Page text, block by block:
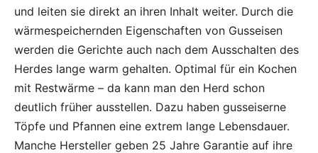
und leiten sie direkt an ihren Inhalt weiter. Durch die
wärmespeichernden Eigenschaften von Gusseisen
werden die Gerichte auch nach dem Ausschalten des
Herdes lange warm gehalten. Optimal für ein Kochen
mit Restwärme – da kann man den Herd schon
deutlich früher ausstellen. Dazu haben gusseiserne
Töpfe und Pfannen eine extrem lange Lebensdauer.
Manche Hersteller geben 25 Jahre Garantie auf ihre